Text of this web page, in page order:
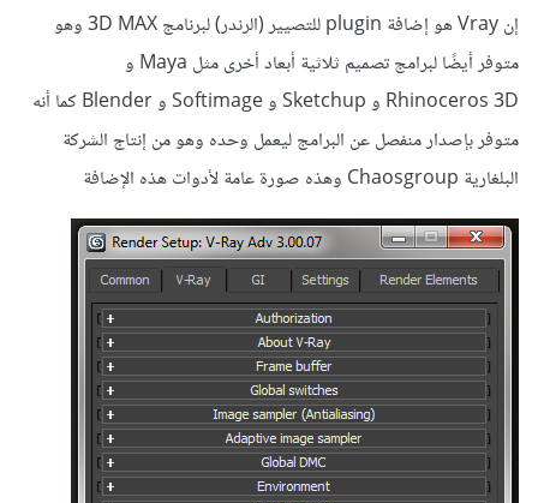
إن Vray هو إضافة plugin للتصيير (الرندر) لبرنامج 3D MAX وهو
متوفر أيضًا لبرامج تصميم ثلاثية أبعاد أخرى مثل Maya و
Rhinoceros 3D و Sketchup و Softimage و Blender كما أنه
متوفر بإصدار منفصل عن البرامج ليعمل وحده وهو من إنتاج الشركة
البلغارية Chaosgroup وهذه صورة عامة لأدوات هذه الإضافة